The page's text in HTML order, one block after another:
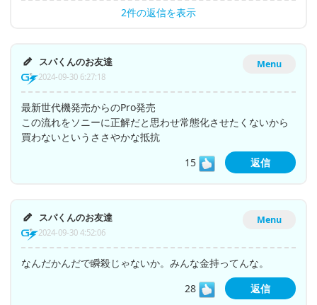
2件の返信を表示
Menu
スパくんのお友達
2024-09-30 6:27:18
最新世代機発売からのPro発売
この流れをソニーに正解だと思わせ常態化させたくないから
買わないというささやかな抵抗
15
返信
Menu
スパくんのお友達
2024-09-30 4:52:06
なんだかんだで瞬殺じゃないか。みんな金持ってんな。
28
返信